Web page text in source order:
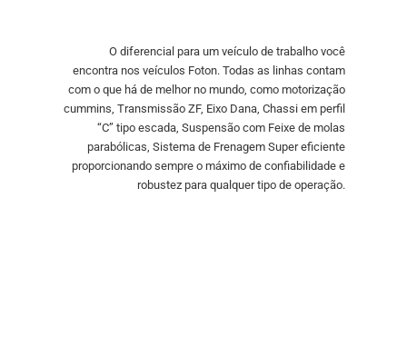
O diferencial para um veículo de trabalho você
encontra nos veículos Foton. Todas as linhas contam
com o que há de melhor no mundo, como motorização
cummins, Transmissão ZF, Eixo Dana, Chassi em perfil
“C” tipo escada, Suspensão com Feixe de molas
parabólicas, Sistema de Frenagem Super eficiente
proporcionando sempre o máximo de confiabilidade e
robustez para qualquer tipo de operação.